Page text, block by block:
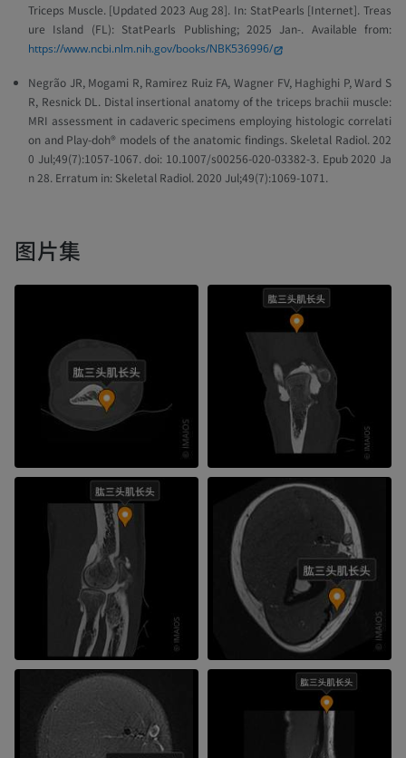
Triceps Muscle. [Updated 2023 Aug 28]. In: StatPearls [Internet]. Treas
ure Island (FL): StatPearls Publishing; 2025 Jan-. Available from:
https://www.ncbi.nlm.nih.gov/books/NBK536996/
Negrão JR, Mogami R, Ramirez Ruiz FA, Wagner FV, Haghighi P, Ward S
R, Resnick DL. Distal insertional anatomy of the triceps brachii muscle:
MRI assessment in cadaveric specimens employing histologic correlati
on and Play-doh® models of the anatomic findings. Skeletal Radiol. 202
0 Jul;49(7):1057-1067. doi: 10.1007/s00256-020-03382-3. Epub 2020 Ja
n 28. Erratum in: Skeletal Radiol. 2020 Jul;49(7):1069-1071.
图片集